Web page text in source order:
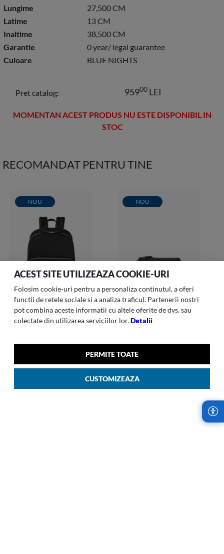
ACEST SITE UTILIZEAZA COOKIE-URI
Folosim cookie-uri pentru a personaliza continutul, a oferi
functii de retele sociale si a analiza traficul. Partenerii nostri
pot combina aceste informatii cu altele oferite de dvs. sau
colectate din utilizarea serviciilor lor.Detalii
PERMITE TOATE
CUSTOMIZEAZA
Lungime
27,500 CM
Latime
13 CM
Inaltime
38,500 CM
Garantie
0 year/ legal guarantee
Culoare
BLUE NIGHTS
Pret catalog: 95900 LEI
MOMENTAN ACEST PRODUS NU ESTE DISPONIBIL IN
STOC
RECOMANDAT PENTRU TINE
NOU
Karissa Evo 010 Rucsac
Dama Laptop 14 Inch Negru
09
NOU
Karissa Evo 002 Geanta
Umar Negru 09
62900LEI